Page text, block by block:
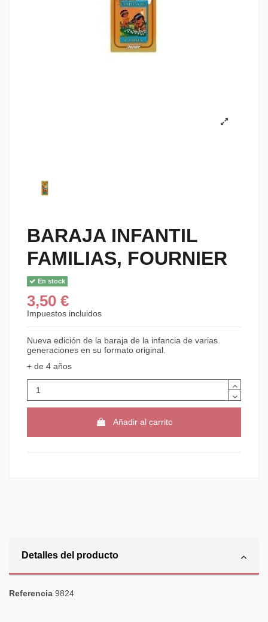
BARAJA INFANTIL
FAMILIAS, FOURNIER
En stock
3,50 €
Impuestos incluidos
Nueva edición de la baraja de la infancia de varias
generaciones en su formato original.
+ de 4 años
Añadir al carrito
Detalles del producto
Referencia 9824